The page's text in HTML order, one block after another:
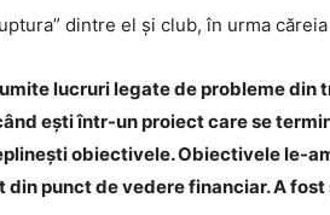
dintre el și club, în urma
lucruri legate de probleme
ești într-un proiect care se
obiectivele. Obiectivele le-
punct de vedere financiar. A